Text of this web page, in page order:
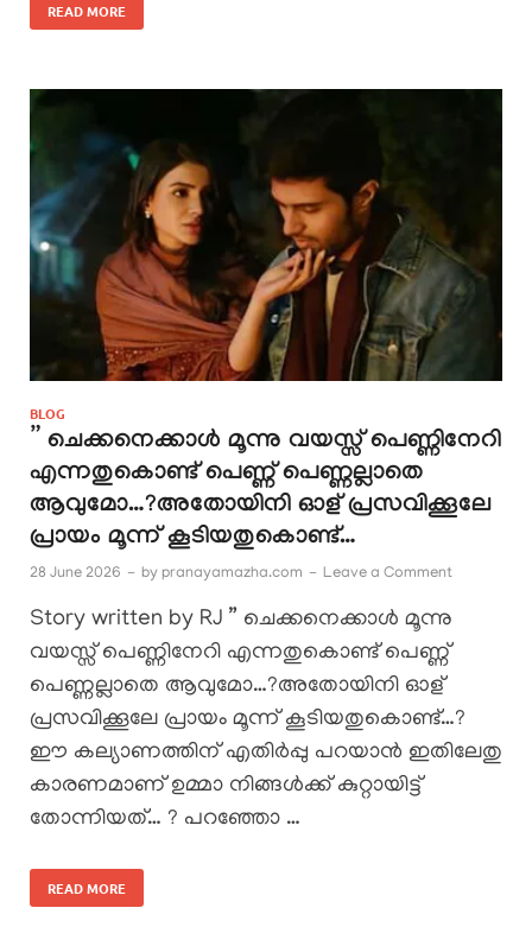
READ MORE
BLOG
” ചെക്കനെക്കാൾ മൂന്നു വയസ്സ് പെണ്ണിനേറി
എന്നതുകൊണ്ട് പെണ്ണ് പെണ്ണല്ലാതെ
ആവുമോ…?അതോയിനി ഓള് പ്രസവിക്കൂലേ
പ്രായം മൂന്ന് കൂടിയതുകൊണ്ട്…
28 June 2026 - by pranayamazha.com - Leave a Comment
Story written by RJ ” ചെക്കനെക്കാൾ മൂന്നു
വയസ്സ് പെണ്ണിനേറി എന്നതുകൊണ്ട് പെണ്ണ്
പെണ്ണല്ലാതെ ആവുമോ…?അതോയിനി ഓള്
പ്രസവിക്കൂലേ പ്രായം മൂന്ന് കൂടിയതുകൊണ്ട്…?
ഈ കല്യാണത്തിന് എതിർപ്പു പറയാൻ ഇതിലേതു
കാരണമാണ് ഉമ്മാ നിങ്ങൾക്ക് കുറ്റായിട്ട്
തോന്നിയത്… ? പറഞ്ഞോ …
READ MORE